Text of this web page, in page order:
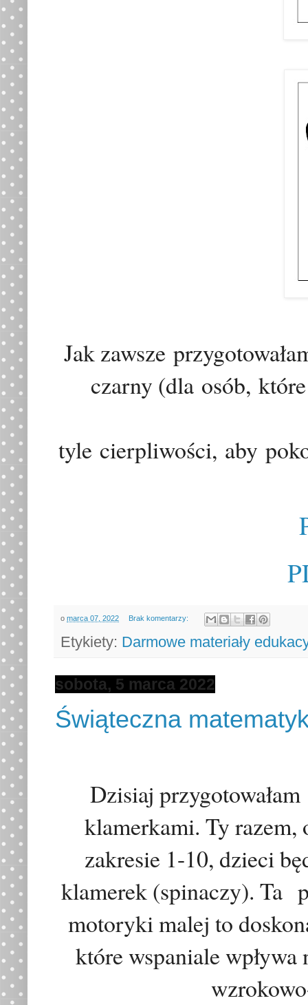
Jak zawsze
czarny (dla osób, które
tyle cierpliwości, aby
o marca 07, 2022 Brak komentarzy:
Etykiety: Darmowe materiały
sobota, 5 marca 2022
Świąteczna
Dzisiaj przygotowałam
klamerkami. Ty
zakresie 1-10, dzieci
klamerek (spinaczy). Ta
motoryki malej to
które wspaniale